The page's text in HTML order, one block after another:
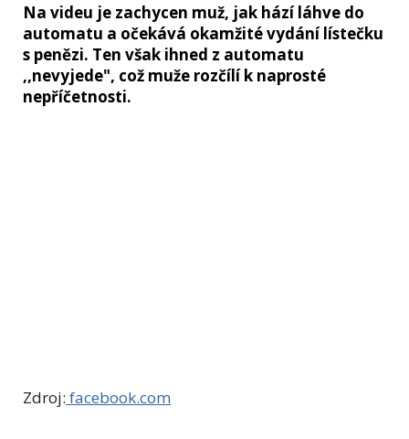
Na videu je zachycen muž, jak hází láhve do
automatu a očekává okamžité vydání lístečku
s penězi. Ten však ihned z automatu
,,nevyjede", což muže rozčílí k naprosté
nepříčetnosti.
Zdroj: facebook.com